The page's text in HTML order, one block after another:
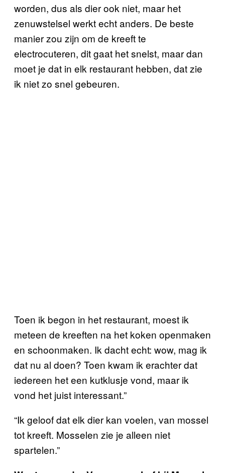
worden, dus als dier ook niet, maar het
zenuwstelsel werkt echt anders. De beste
manier zou zijn om de kreeft te
electrocuteren, dit gaat het snelst, maar dan
moet je dat in elk restaurant hebben, dat zie
ik niet zo snel gebeuren.
Toen ik begon in het restaurant, moest ik
meteen de kreeften na het koken openmaken
en schoonmaken. Ik dacht echt: wow, mag ik
dat nu al doen? Toen kwam ik erachter dat
iedereen het een kutklusje vond, maar ik
vond het juist interessant.”
“Ik geloof dat elk dier kan voelen, van mossel
tot kreeft. Mosselen zie je alleen niet
spartelen.”